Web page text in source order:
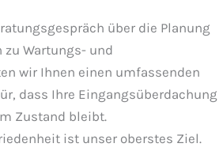
über die Planung
Wartungs- und
wir Ihnen einen umfassenden
dass Ihre Eingangsüberdachung
Zustand bleibt.
ist unser oberstes Ziel.